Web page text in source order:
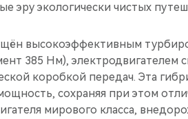
эру экологически чистых
высокоэффективным
385 Нм), электродвигателем
коробкой передач. Эта
сохраняя при этом
мирового класса,